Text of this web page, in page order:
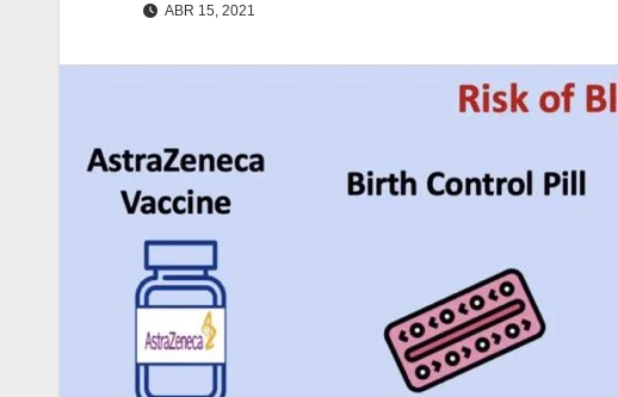
ABR 15, 2021